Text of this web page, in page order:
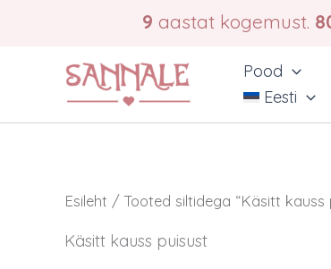
9 aastat kogemust.
Pood
Eesti
Esileht / Tooted siltidega “Käsitt kauss
Käsitt kauss puisust